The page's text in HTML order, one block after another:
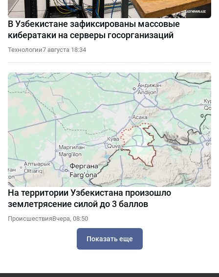
В Узбекистане зафиксированы массовые
кибератаки на серверы госорганизаций
Технологии7 августа 18:34
На территории Узбекистана произошло
землетрясение силой до 3 баллов
ПроисшествияВчера, 08:50
Показать еще